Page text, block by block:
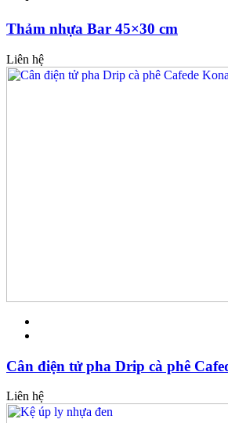
Thảm nhựa Bar 45×30 cm
Liên hệ
Cân điện tử pha Drip cà phê
Liên hệ